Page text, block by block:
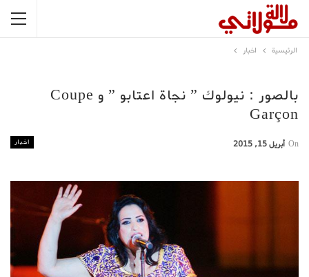
الرئيسية اخبار
بالصور : نيولوك ” نجاة اعتابو ” و Coupe
Garçon
اخبار On أبريل 15, 2015